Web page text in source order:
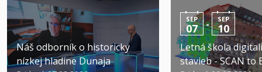
Náš odborník o historicky
nízkej hladine Dunaja
SEP
07 - SEP
10
Letná škola
stavieb - SCAN to